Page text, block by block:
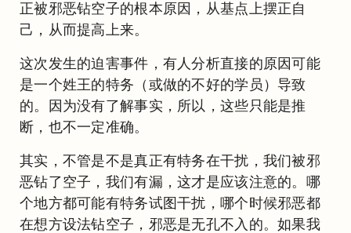
正被邪恶钻空子的根本原因，从基点上摆正自
己，从而提高上来。
这次发生的迫害事件，有人分析直接的原因可能
是一个姓王的特务（或做的不好的学员）导致
的。因为没有了解事实，所以，这些只能是推
断，也不一定准确。
其实，不管是不是真正有特务在干扰，我们被邪
恶钻了空子，我们有漏，这才是应该注意的。哪
个地方都可能有特务试图干扰，哪个时候邪恶都
在想方设法钻空子，邪恶是无孔不入的。如果我